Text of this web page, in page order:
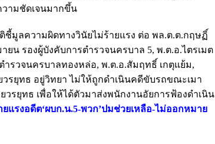
วามชัดเจนมากขึ้น
ชี้มูลความผิดทางวินัยไม่ร้ายแรง ต่อ พล.ต.ต.กฤษฏิ์
น รองผู้บังคับการตำรวจนครบาล 5, พ.ต.อ.ไตรเมต
รวจนครบาลทองหล่อ, พ.ต.อ.สัมฤทธิ์ เกตุแย้ม,
ยุทธ อยู่วิทยา ไม่ให้ถูกดำเนินคดีขับรถขณะเมา
รยุทธ เพื่อให้ได้ตัวมาส่งพนักงานอัยการฟ้องดำเนิน
แรงอดีต‘ผบก.น.5-พวก’ปมช่วยเหลือ-ไม่ออกหมาย